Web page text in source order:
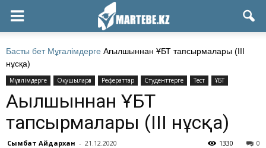
Басты бет Мұғалімдерге Ағылшыннан ҰБТ тапсырмалары (ІІІ
нұсқа)
Мұғалімдерге Оқушыларға Рефераттар Студенттерге Тест ҰБТ
Ағылшыннан ҰБТ
тапсырмалары (ІІІ нұсқа)
Сымбат Айдархан - 21.12.2020 0
1330